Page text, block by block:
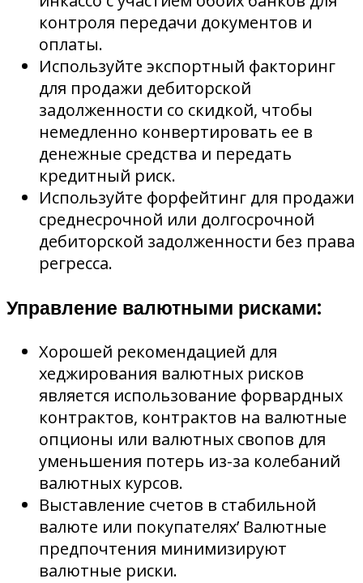
контроля передачи документов и
оплаты.
Используйте экспортный факторинг
для продажи дебиторской
задолженности со скидкой, чтобы
немедленно конвертировать ее в
денежные средства и передать
кредитный риск.
Используйте форфейтинг для продажи
среднесрочной или долгосрочной
дебиторской задолженности без права
регресса.
Управление валютными рисками:
Хорошей рекомендацией для
хеджирования валютных рисков
является использование форвардных
контрактов, контрактов на валютные
опционы или валютных свопов для
уменьшения потерь из-за колебаний
валютных курсов.
Выставление счетов в стабильной
валюте или покупателях’ Валютные
предпочтения минимизируют
валютные риски.